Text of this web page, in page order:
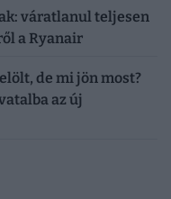
váratlanul teljesen
a Ryanair
de mi jön most?
az új